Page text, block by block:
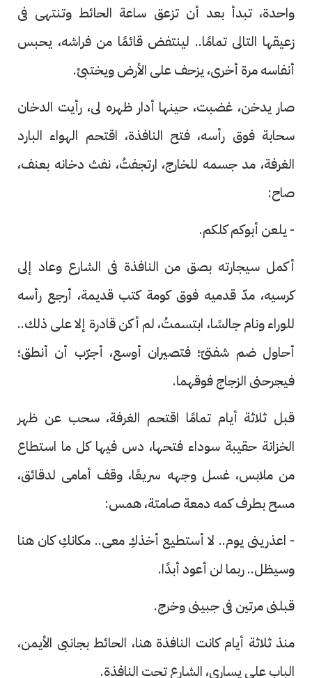
واحدة، تبدأ بعد أن تزعق ساعة الحائط وتنتهى فى
زعيقها التالى تمامًا.. لينتفض قائمًا من فراشه، يحبس
أنفاسه مرة أخرى، يزحف على الأرض ويختبئ.
صار يدخن، غضبت، حينها أدار ظهره لى، رأيت الدخان
سحابة فوق رأسه، فتح النافذة، اقتحم الهواء البارد
الغرفة، مد جسمه للخارج، ارتجفتُ، نفث دخانه بعنف،
صاح:
- يلعن أبوكم كلكم.
أكمل سيجارته بصق من النافذة فى الشارع وعاد إلى
كرسيه، مدّ قدميه فوق كومة كتب قديمة، أرجع رأسه
للوراء ونام جالسًا، ابتسمتُ، لم أكن قادرة إلا على ذلك..
أحاول ضم شفتىّ؛ فتصيران أوسع، أجرّب أن أنطق؛
فيجرحنى الزجاج فوقهما.
قبل ثلاثة أيام تمامًا اقتحم الغرفة، سحب عن ظهر
الخزانة حقيبة سوداء فتحها، دس فيها كل ما استطاع
من ملابس، غسل وجهه سريعًا، وقف أمامى لدقائق،
مسح بطرف كمه دمعة صامتة، همس:
- اعذرينى يوم.. لا أستطيع أخذكِ معى.. مكانكِ كان هنا
وسيظل.. ربما لن أعود أبدًا.
قبلنى مرتين فى جبينى وخرج.
منذ ثلاثة أيام كانت النافذة هنا، الحائط بجانبى الأيمن،
الباب على يسارى، الشارع تحت النافذة.